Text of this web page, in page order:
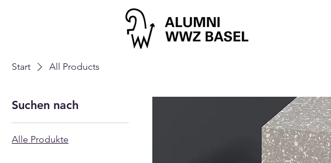
Start All Products
Suchen nach
Alle Produkte